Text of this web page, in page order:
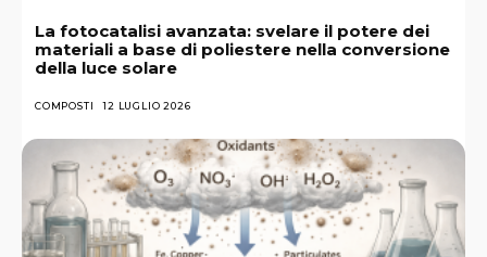
La fotocatalisi avanzata: svelare il potere dei
materiali a base di poliestere nella conversione
della luce solare
COMPOSTI 12 LUGLIO 2026